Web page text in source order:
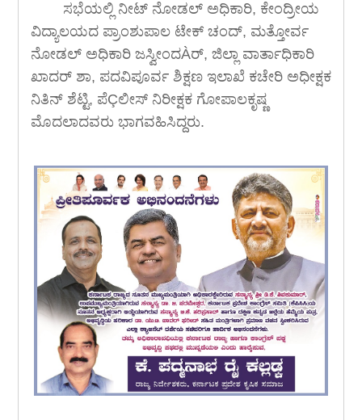
ಸಭೆಯಲ್ಲಿ ನೀಟ್ ನೋಡಲ್ ಅಧಿಕಾರಿ, ಕೇಂದ್ರೀಯ
ವಿದ್ಯಾಲಯದ ಪ್ರಾಂಶುಪಾಲ ಟೇಕ್ ಚಂದ್, ಮತ್ತೋರ್ವ
ನೋಡಲ್ ಅಧಿಕಾರಿ ಜಸ್ವೀಂದÀರ್, ಜಿಲ್ಲಾ ವಾರ್ತಾಧಿಕಾರಿ
ಖಾದರ್ ಶಾ, ಪದವಿಪೂರ್ವ ಶಿಕ್ಷಣ ಇಲಾಖೆ ಕಚೇರಿ ಅಧೀಕ್ಷಕ
ನಿತಿನ್ ಶೆಟ್ಟಿ, ಪೆÇಲೀಸ್ ನಿರೀಕ್ಷಕ ಗೋಪಾಲಕೃಷ್ಣ
ಮೊದಲಾದವರು ಭಾಗವಹಿಸಿದ್ದರು.